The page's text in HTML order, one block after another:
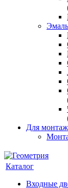
Для
Каталог
Входные